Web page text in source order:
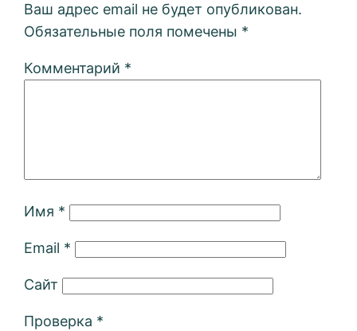
Ваш адрес email не будет опубликован.
Обязательные поля помечены *
Комментарий *
Имя *
Email *
Сайт
Проверка *